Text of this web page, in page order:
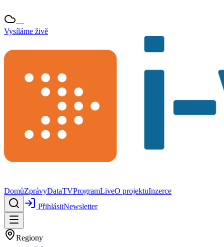
—
Vysíláme živě
DomůZprávyDataTVProgramLiveO projektuInzerce
PřihlásitNewsletter
Regiony